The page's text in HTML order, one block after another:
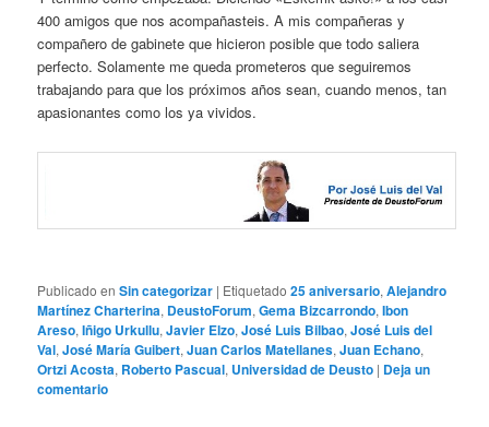
400 amigos que nos acompañasteis. A mis compañeras y
compañero de gabinete que hicieron posible que todo saliera
perfecto. Solamente me queda prometeros que seguiremos
trabajando para que los próximos años sean, cuando menos, tan
apasionantes como los ya vividos.
Publicado en Sin categorizar | Etiquetado 25 aniversario,Alejandro
Martínez Charterina, DeustoForum,Gema Bizcarrondo,Ibon
Areso,Iñigo Urkullu,Javier Elzo,José Luis Bilbao,José Luis del
Val,José María Guibert,Juan Carlos Matellanes,Juan Echano,
Ortzi Acosta, Roberto Pascual, Universidad de Deusto | Deja un
comentario